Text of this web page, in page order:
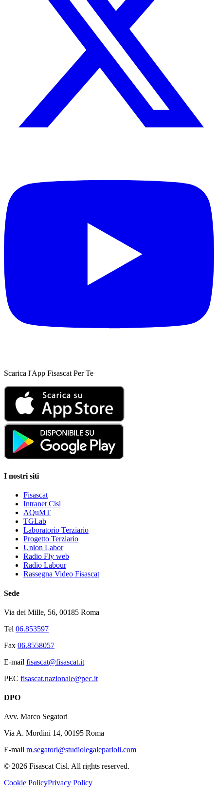
Scarica l'App Fisascat Per Te
I nostri siti
Fisascat
Intranet Cisl
AQuMT
TGLab
Laboratorio Terziario
Progetto Terziario
Union Labor
Radio Fly web
Radio Labour
Rassegna Video Fisascat
Sede
Via dei Mille, 56, 00185 Roma
Tel 06.853597
Fax 06.8558057
E-mail fisascat@fisascat.it
PEC fisascat.nazionale@pec.it
DPO
Avv. Marco Segatori
Via A. Mordini 14, 00195 Roma
E-mail m.segatori@studiolegaleparioli.com
© 2026 Fisascat Cisl. All rights reserved.
Cookie PolicyPrivacy Policy